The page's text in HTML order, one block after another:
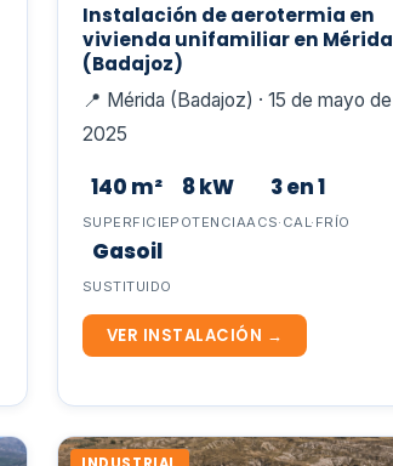
Instalación de aerotermia en
vivienda unifamiliar en Mérida
(Badajoz)
📍 Mérida (Badajoz) · 15 de mayo de
2025
140 m²
SUPERFICIE
8 kW
POTENCIA
3 en 1
ACS·CAL·FRÍO
Gasoil
SUSTITUIDO
VER INSTALACIÓN →